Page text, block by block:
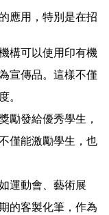
應用，特別是在招
構可以使用印有機
宣傳品。這樣不僅
。
勵發給優秀學生，
僅能激勵學生，也
運動會、藝術展
的客製化筆，作為